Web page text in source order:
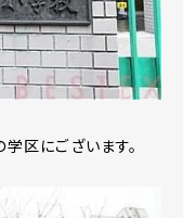
区にございます。